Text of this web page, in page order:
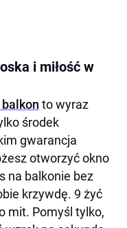
i miłość w
to wyraz
środek
gwarancja
otworzyć okno
na balkonie bez
krzywdę. 9 żyć
mit. Pomyśl tylko,